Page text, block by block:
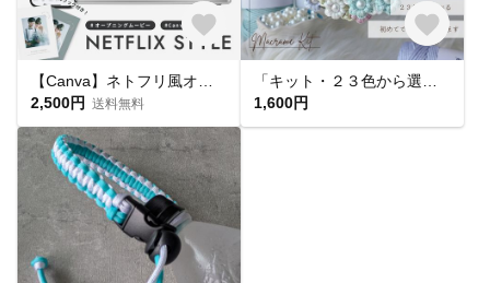
2,500円 送料無料
1,600円